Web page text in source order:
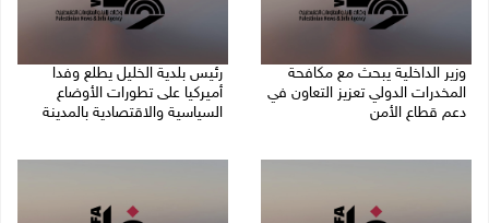
وزير الداخلية يبحث مع مكافحة
المخدرات الدولي تعزيز التعاون في
دعم قطاع الأمن
رئيس بلدية الخليل يطلع وفدا
أميركيا على تطورات الأوضاع
السياسية والاقتصادية بالمدينة